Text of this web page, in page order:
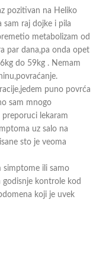
pozitivan na Heliko
sam raj dojke i pila
metabolizam od
par dana,pa onda opet
do 59kg . Nemam
puno povrća
sam mnogo
lekaram
uz salo na
sto je veoma
simptome ili samo
kontrole kod
koji je uvek